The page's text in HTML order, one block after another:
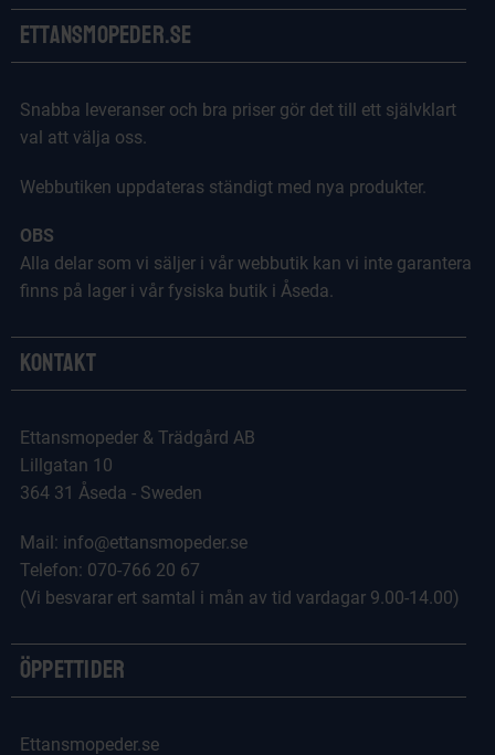
Ettansmopeder.se
Snabba leveranser och bra priser gör det till ett självklart
val att välja oss.
Webbutiken uppdateras ständigt med nya produkter.
OBS
Alla delar som vi säljer i vår webbutik kan vi inte garantera
finns på lager i vår fysiska butik i Åseda.
Kontakt
Ettansmopeder & Trädgård AB
Lillgatan 10
364 31 Åseda - Sweden
Mail: info@ettansmopeder.se
Telefon: 070-766 20 67
(Vi besvarar ert samtal i mån av tid vardagar 9.00-14.00)
Öppettider
Ettansmopeder.se